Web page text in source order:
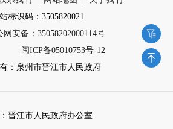
标识码：3505820021
网安备：35058202000114号
闽ICP备05010753号-12
：泉州市晋江市人民政府
晋江市人民政府办公室